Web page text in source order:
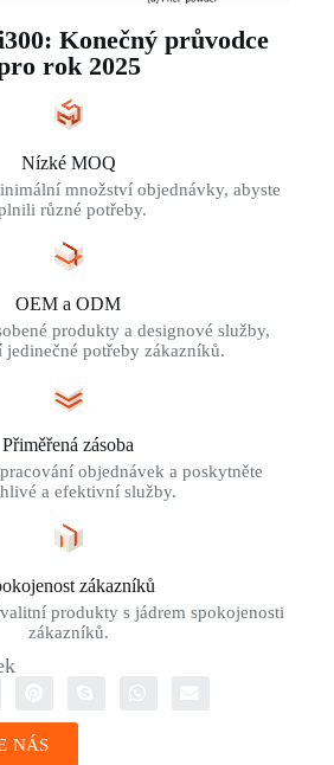
Konečný průvodce
rok 2025
Nízké MOQ
množství objednávky, abyste
různé potřeby.
OEM a ODM
produkty a designové služby,
jedinečné potřeby zákazníků.
Přiměřená zásoba
objednávek a poskytněte
a efektivní služby.
zákazníků
produkty s jádrem spokojenosti
zákazníků.
NÁS